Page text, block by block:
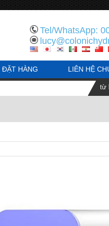
Tel/WhatsApp:
ĐẶT HÀNG LIÊN HỆ